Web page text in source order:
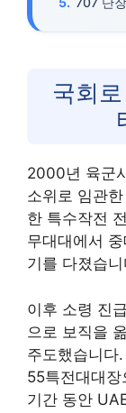
국회
2000년 육군
소위로 임관
한 특수작전
무대대에서
기를 다졌습
이후 소령 진
으로 보직을
주도했습니다
55특전대대
기간 동안